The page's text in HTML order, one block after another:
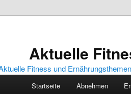
Aktuelle
Startseite Abnehmen